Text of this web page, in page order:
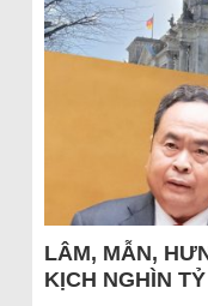
LÂM, MẪN,
KỊCH NGHÌN